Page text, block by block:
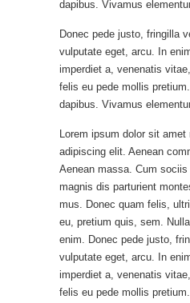
dapibus. Vivamus
Donec pede justo, fringilla
vulputate eget, arcu. In
imperdiet a, venenatis
felis eu pede mollis
dapibus. Vivamus
Lorem ipsum dolor sit
adipiscing elit. Aenean
Aenean massa. Cum
magnis dis parturient
mus. Donec quam felis,
eu, pretium quis, sem.
enim. Donec pede justo,
vulputate eget, arcu. In
imperdiet a, venenatis
felis eu pede mollis